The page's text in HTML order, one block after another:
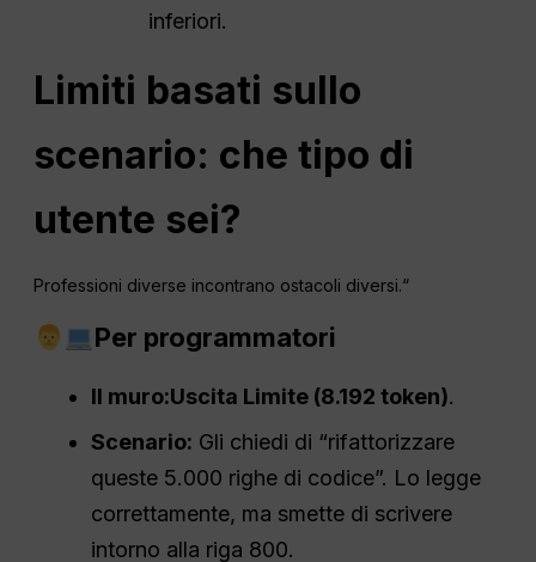
inferiori.
Limiti basati sullo
scenario: che tipo di
utente sei?
Professioni diverse incontrano ostacoli diversi.“
Per programmatori
Il muro:Uscita Limite (8.192 token).
Scenario: Gli chiedi di “rifattorizzare
queste 5.000 righe di codice”. Lo legge
correttamente, ma smette di scrivere
intorno alla riga 800.